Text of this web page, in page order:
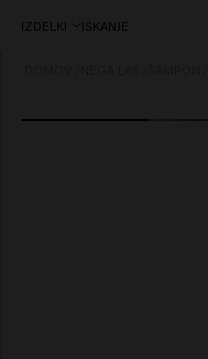
IZDELKI ISKANJE